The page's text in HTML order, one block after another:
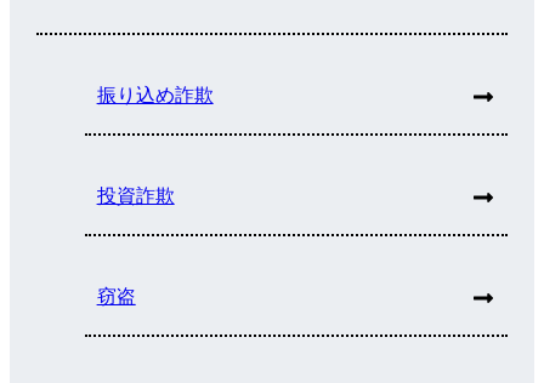
振り込め詐欺
投資詐欺
窃盗